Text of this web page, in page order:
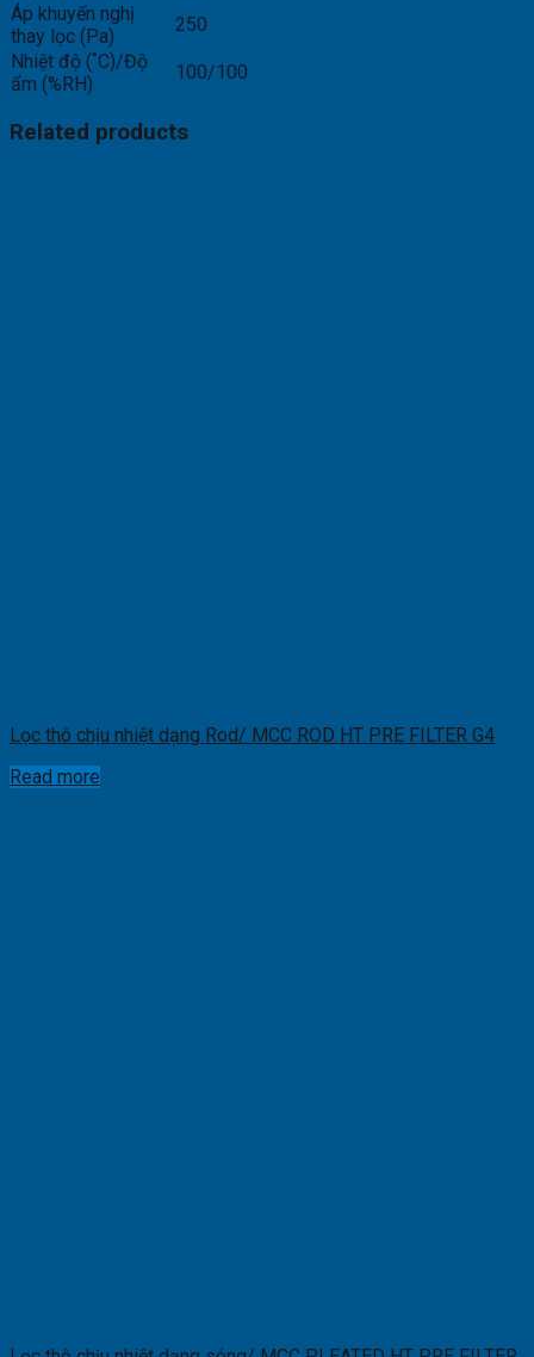
Áp khuyến nghị
thay lọc (Pa)
250
Nhiệt độ (˚C)/Độ
ẩm (%RH)
100/100
Related products
Lọc thô chịu nhiệt dạng Rod/ MCC ROD HT PRE FILTER G4
Read more